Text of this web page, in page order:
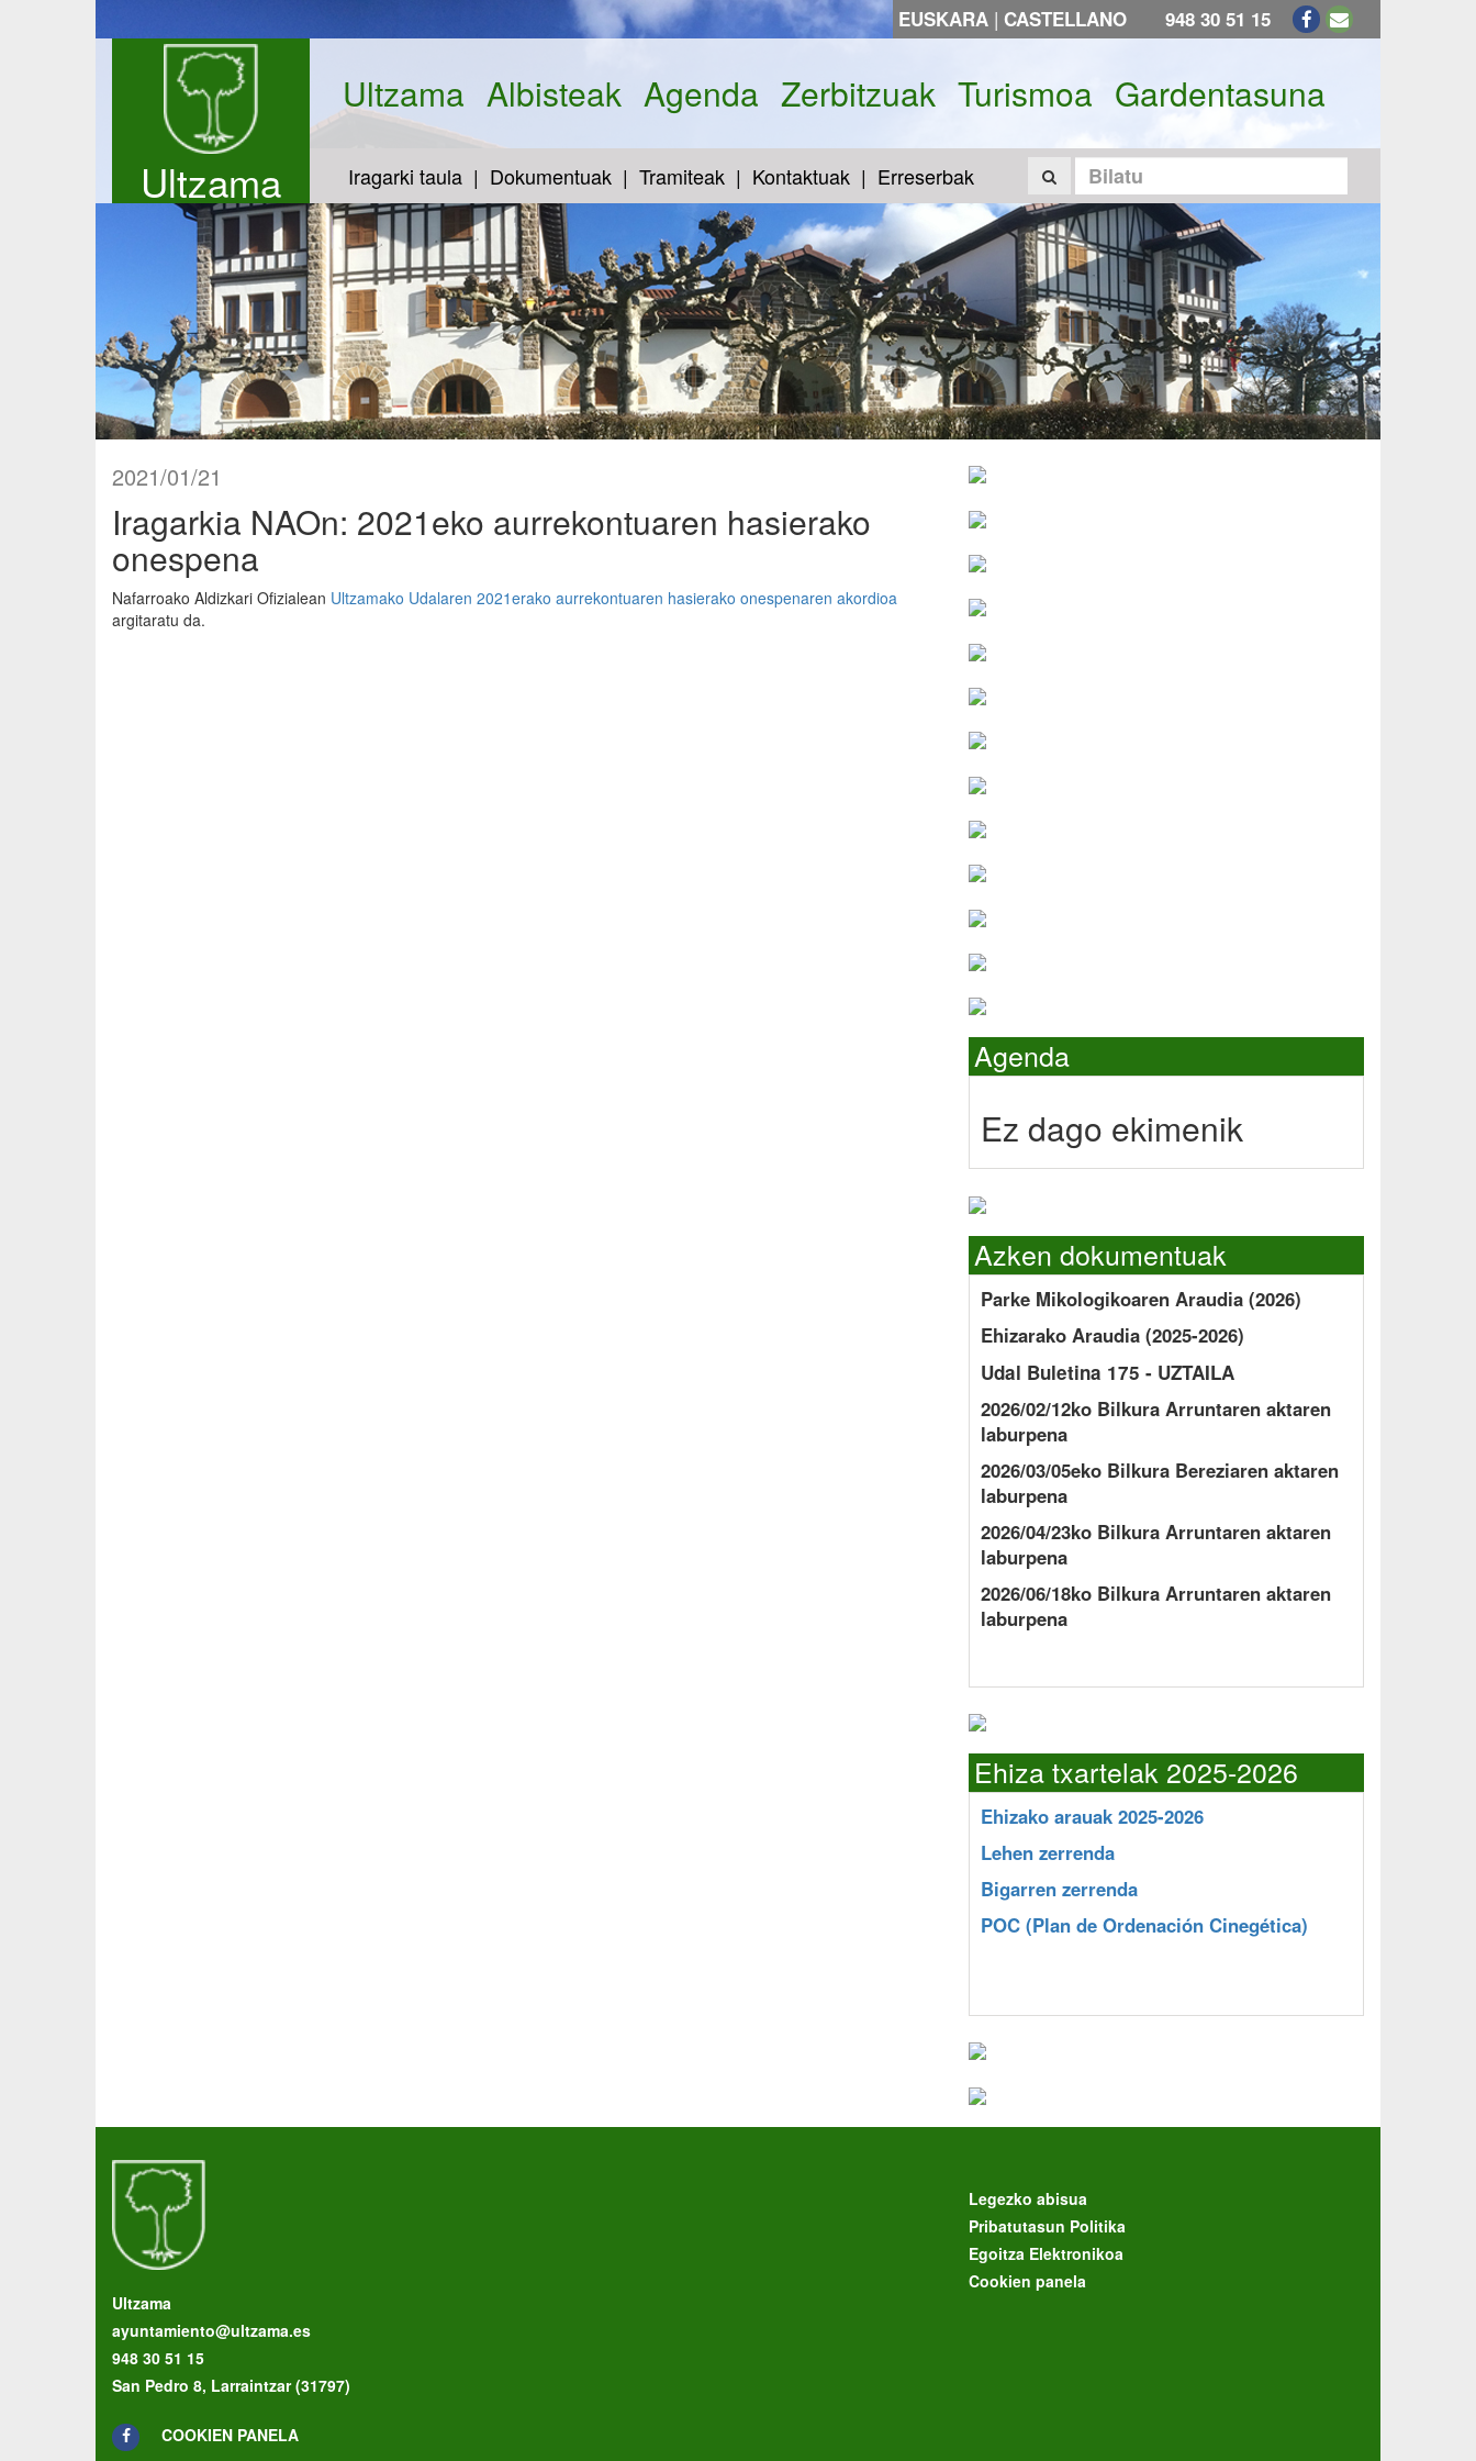
EUSKARA | CASTELLANO 948 30 51 15
Ultzama
Ultzama Albisteak Agenda Zerbitzuak Turismoa Gardentasuna
Iragarki taula Dokumentuak Tramiteak Kontaktuak Erreserbak
2021/01/21
Iragarkia NAOn: 2021eko aurrekontuaren hasierako
onespena
Nafarroako Aldizkari Ofizialean Ultzamako Udalaren 2021erako aurrekontuaren hasierako onespenaren akordioa
argitaratu da.
Agenda
Ez dago ekimenik
Azken dokumentuak
Parke Mikologikoaren Araudia (2026)
Ehizarako Araudia (2025-2026)
Udal Buletina 175 - UZTAILA
2026/02/12ko Bilkura Arruntaren aktaren
laburpena
2026/03/05eko Bilkura Bereziaren aktaren
laburpena
2026/04/23ko Bilkura Arruntaren aktaren
laburpena
2026/06/18ko Bilkura Arruntaren aktaren
laburpena
Ehiza txartelak 2025-2026
Ehizako arauak 2025-2026
Lehen zerrenda
Bigarren zerrenda
POC (Plan de Ordenación Cinegética)
Ultzama
ayuntamiento@ultzama.es
948 30 51 15
San Pedro 8, Larraintzar (31797)
COOKIEN PANELA
Legezko abisua
Pribatutasun Politika
Egoitza Elektronikoa
Cookien panela